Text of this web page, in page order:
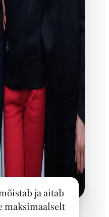
ja aitab
maksimaalselt